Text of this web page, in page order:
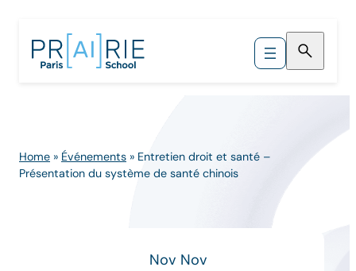
content
Home » Événements » Entretien droit et santé –
Présentation du système de santé chinois
Nov Nov